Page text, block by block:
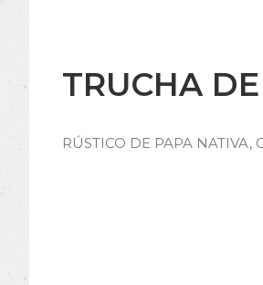
TRUCHA
RÚSTICO DE PAPA NATIVA,